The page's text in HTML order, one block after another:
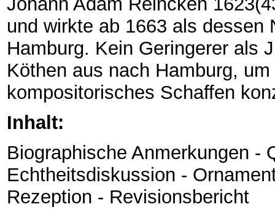
und wirkte ab 1663 als dessen
Hamburg. Kein Geringerer als
Köthen aus nach Hamburg,
kompositorisches Schaffen
Inhalt:
Biographische Anmerkungen -
Echtheitsdiskussion -
Rezeption - Revisionsbericht